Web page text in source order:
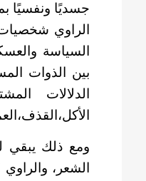
جسديًا ونفسيًا
الراوي
السياسة
بين الذوات
الدلالات
ومع ذلك يبقي
الشعر،